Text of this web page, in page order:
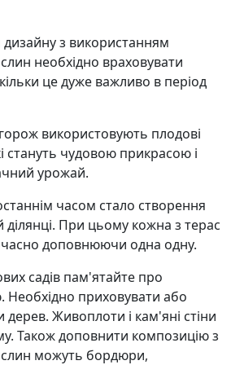
дизайну з використанням
необхідно враховувати
це дуже важливо в період
використовують плодові
стануть чудовою прикрасою і
урожай.
часом стало створення
ділянці. При цьому кожна з терас
доповнюючи одна одну.
садів пам'ятайте про
Необхідно приховувати або
дерев. Живоплоти і кам'яні стіни
Також доповнити композицію з
можуть бордюри,